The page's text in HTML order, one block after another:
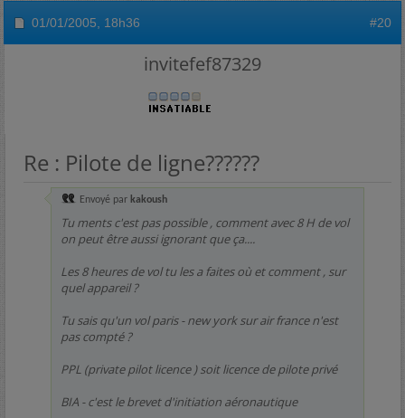
01/01/2005, 18h36 #20
invitefef87329
Re : Pilote de ligne??????
Envoyé par kakoush
Tu ments c'est pas possible , comment avec 8 H de vol
on peut être aussi ignorant que ça....
Les 8 heures de vol tu les a faites où et comment , sur
quel appareil ?
Tu sais qu'un vol paris - new york sur air france n'est
pas compté ?
PPL (private pilot licence ) soit licence de pilote privé
BIA - c'est le brevet d'initiation aéronautique